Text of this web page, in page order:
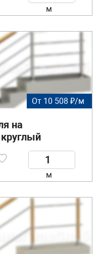
м
От 10 508 ₽/м
на
и
м